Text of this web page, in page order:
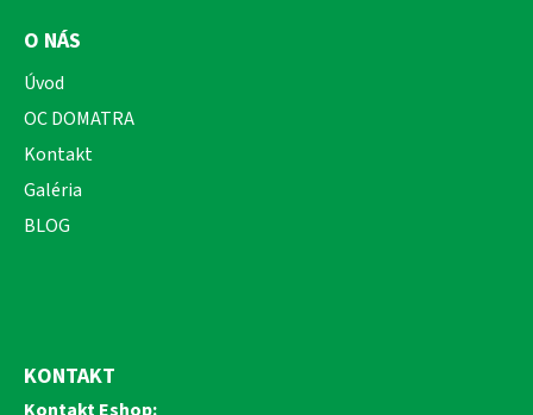
O NÁS
Úvod
OC DOMATRA
Kontakt
Galéria
BLOG
KONTAKT